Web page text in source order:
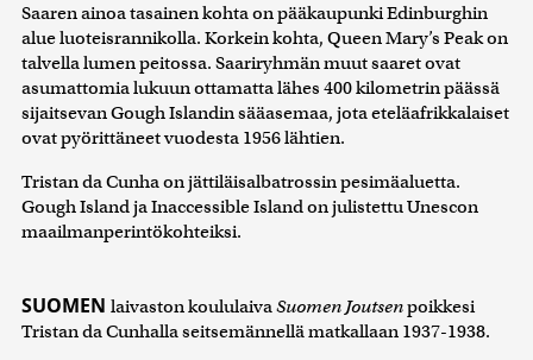
Saaren ainoa tasainen kohta on pääkaupunki Edinburghin
alue luoteisrannikolla. Korkein kohta, Queen Mary’s Peak on
talvella lumen peitossa. Saariryhmän muut saaret ovat
asumattomia lukuun ottamatta lähes 400 kilometrin päässä
sijaitsevan Gough Islandin sääasemaa, jota eteläafrikkalaiset
ovat pyörittäneet vuodesta 1956 lähtien.
Tristan da Cunha on jättiläisalbatrossin pesimäaluetta.
Gough Island ja Inaccessible Island on julistettu Unescon
maailmanperintökohteiksi.
SUOMEN laivaston koululaivaSuomen Joutsenpoikkesi
Tristan da Cunhalla seitsemännellä matkallaan 1937-1938.